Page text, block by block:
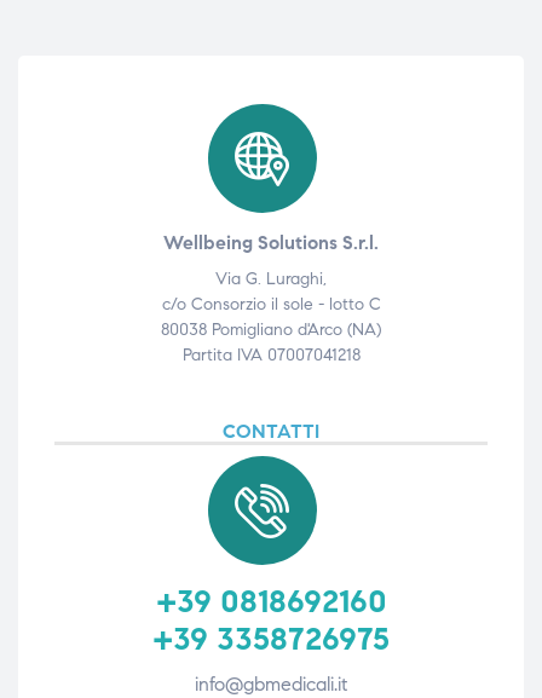
Wellbeing Solutions S.r.l.
Via G. Luraghi,
c/o Consorzio il sole - lotto C
80038 Pomigliano d'Arco (NA)
Partita IVA 07007041218
CONTATTI
+39 0818692160
+39 3358726975
info@gbmedicali.it